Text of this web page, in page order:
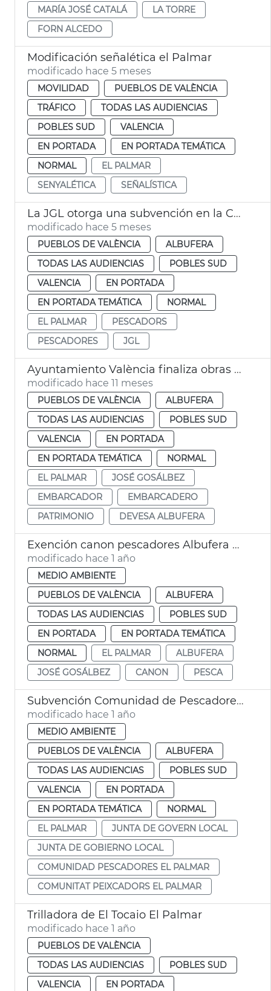
MARÍA JOSÉ CATALÁ
LA TORRE
FORN ALCEDO
Modificación señalética el Palmar
modificado hace 5 meses
MOVILIDAD
PUEBLOS DE VALÈNCIA
TRÁFICO
TODAS LAS AUDIENCIAS
POBLES SUD
VALENCIA
EN PORTADA
EN PORTADA TEMÁTICA
NORMAL
EL PALMAR
SENYALÉTICA
SEÑALÍSTICA
La JGL otorga una subvención en la Comunidad de Pescadores del Palmar València
modificado hace 5 meses
PUEBLOS DE VALÈNCIA
ALBUFERA
TODAS LAS AUDIENCIAS
POBLES SUD
VALENCIA
EN PORTADA
EN PORTADA TEMÁTICA
NORMAL
EL PALMAR
PESCADORS
PESCADORES
JGL
Ayuntamiento València finaliza obras embarcadero El Palmar
modificado hace 11 meses
PUEBLOS DE VALÈNCIA
ALBUFERA
TODAS LAS AUDIENCIAS
POBLES SUD
VALENCIA
EN PORTADA
EN PORTADA TEMÁTICA
NORMAL
EL PALMAR
JOSÉ GOSÁLBEZ
EMBARCADOR
EMBARCADERO
PATRIMONIO
DEVESA ALBUFERA
Exención canon pescadores Albufera València
modificado hace 1 año
MEDIO AMBIENTE
PUEBLOS DE VALÈNCIA
ALBUFERA
TODAS LAS AUDIENCIAS
POBLES SUD
EN PORTADA
EN PORTADA TEMÁTICA
NORMAL
EL PALMAR
ALBUFERA
JOSÉ GOSÁLBEZ
CANON PESCA
Subvención Comunidad de Pescadores de El Palmar
modificado hace 1 año
MEDIO AMBIENTE
PUEBLOS DE VALÈNCIA
ALBUFERA
TODAS LAS AUDIENCIAS
POBLES SUD
VALENCIA
EN PORTADA
EN PORTADA TEMÁTICA
NORMAL
EL PALMAR
JUNTA DE GOVERN LOCAL
JUNTA DE GOBIERNO LOCAL
COMUNIDAD PESCADORES EL PALMAR
COMUNITAT PEIXCADORS EL PALMAR
Trilladora de El Tocaio El Palmar
modificado hace 1 año
PUEBLOS DE VALÈNCIA
TODAS LAS AUDIENCIAS
POBLES SUD
VALENCIA
EN PORTADA